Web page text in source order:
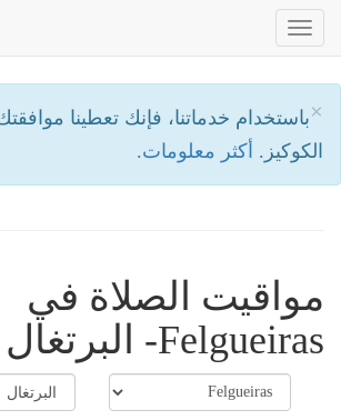
×باستخدام خدماتنا، فإنك تعطينا
الكوكيز. أكثر معلومات.
Toggle
مواقيت الصلاة في
Felgueiras- البرتغال